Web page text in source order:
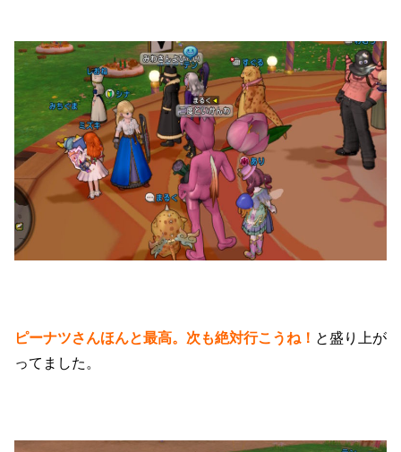
ピーナツさんほんと最高。次も絶対行こうね！ と盛り上が
ってました。